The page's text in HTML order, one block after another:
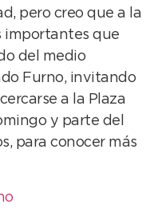
pero creo que a la
importantes que
del medio
Furno, invitando
a la Plaza
y parte del
para conocer más